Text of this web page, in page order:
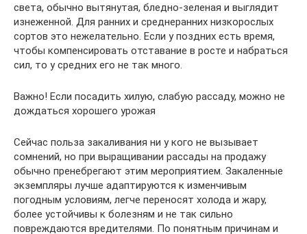
света, обычно вытянутая, бледно-зеленая и выглядит
изнеженной. Для ранних и среднеранних низкорослых
сортов это нежелательно. Если у поздних есть время,
чтобы компенсировать отставание в росте и набраться
сил, то у средних его не так много.
Важно! Если посадить хилую, слабую рассаду, можно не
дождаться хорошего урожая
Сейчас польза закаливания ни у кого не вызывает
сомнений, но при выращивании рассады на продажу
обычно пренебрегают этим мероприятием. Закаленные
экземпляры лучше адаптируются к изменчивым
погодным условиям, легче переносят холода и жару,
более устойчивы к болезням и не так сильно
повреждаются вредителями. По понятным причинам и